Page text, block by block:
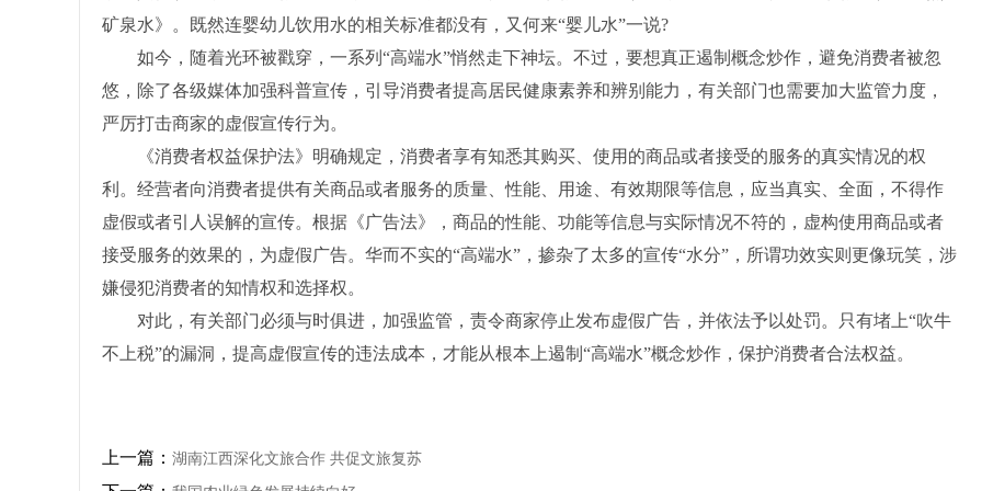
矿泉水》。既然连婴幼儿饮用水的相关标准都没有，又何来“婴儿水”一说?
如今，随着光环被戳穿，一系列“高端水”悄然走下神坛。不过，要想真正遏制概念炒作，避免消费者被忽
悠，除了各级媒体加强科普宣传，引导消费者提高居民健康素养和辨别能力，有关部门也需要加大监管力度，
严厉打击商家的虚假宣传行为。
《消费者权益保护法》明确规定，消费者享有知悉其购买、使用的商品或者接受的服务的真实情况的权
利。经营者向消费者提供有关商品或者服务的质量、性能、用途、有效期限等信息，应当真实、全面，不得作
虚假或者引人误解的宣传。根据《广告法》，商品的性能、功能等信息与实际情况不符的，虚构使用商品或者
接受服务的效果的，为虚假广告。华而不实的“高端水”，掺杂了太多的宣传“水分”，所谓功效实则更像玩笑，涉
嫌侵犯消费者的知情权和选择权。
对此，有关部门必须与时俱进，加强监管，责令商家停止发布虚假广告，并依法予以处罚。只有堵上“吹牛
不上税”的漏洞，提高虚假宣传的违法成本，才能从根本上遏制“高端水”概念炒作，保护消费者合法权益。
上一篇： 湖南江西深化文旅合作 共促文旅复苏